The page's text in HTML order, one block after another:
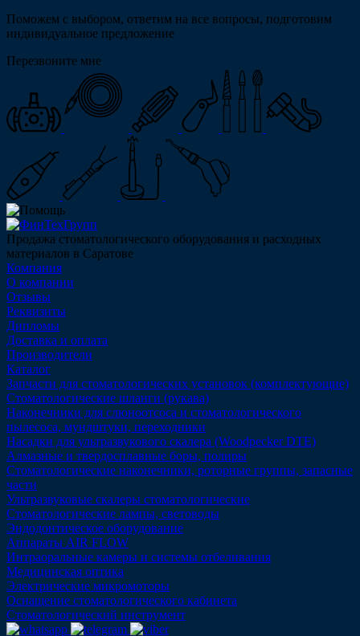
Поможем с выбором, ответим на все вопросы, подготовим
индивидуальное предложение
Перезвоните мне
Продажа стоматологического оборудования и расходных
материалов в Саратове
Компания
О компании
Отзывы
Реквизиты
Дипломы
Доставка и оплата
Производители
Каталог
Запчасти для стоматологических установок (комплектующие)
Стоматологические шланги (рукава)
Наконечники для слюноотсоса и стоматологического
пылесоса, мундштуки, переходники
Насадки для ультразвукового скалера (Woodpecker DTE)
Алмазные и твердосплавные боры, полиры
Стоматологические наконечники, роторные группы, запасные
части
Ультразвуковые скалеры стоматологические
Стоматологические лампы, световоды
Эндодонтическое оборудование
Аппараты AIR FLOW
Интраоральные камеры и системы отбеливания
Медицинская оптика
Электрические микромоторы
Оснащение стоматологического кабинета
Стоматологический инструмент